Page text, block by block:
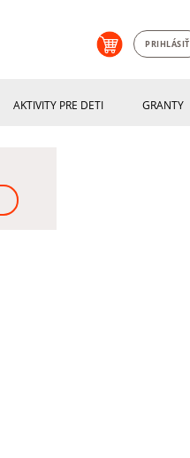
PRIHLÁSIŤ
AKTIVITY PRE DETI GRANTY